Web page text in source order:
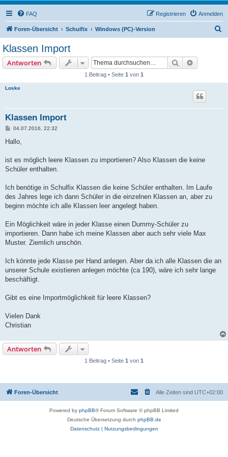
FAQ Anmelden
Registrieren
Foren-Übersicht Schulfix Windows (PC)-Version
Klassen Import
Antworten Suche
1 Beitrag • Seite 1 von 1
Loske
Klassen Import
B
i
a
04.07.2016, 22:32
Hallo,
ist es möglich leere Klassen zu importieren? Also Klassen die keine
Schüler enthalten.
Ich benötige in Schulfix Klassen die keine Schüler enthalten. Im Laufe
des Jahres lege ich dann Schüler in die einzelnen Klassen an, aber zu
beginn möchte ich alle Klassen leer angelegt haben.
Ein Möglichkeit wäre in jeder Klasse einen Dummy-Schüler zu
importieren. Dann habe ich meine Klassen aber auch sehr viele Max
Muster. Ziemlich unschön.
Ich könnte jede Klasse per Hand anlegen. Aber da ich alle Klassen die an
unserer Schule existieren anlegen möchte (ca 190), wäre ich sehr lange
beschäftigt.
Gibt es eine Importmöglichkeit für leere Klassen?
Vielen Dank
Christian
Antworten
1 Beitrag • Seite 1 von 1
Foren-Übersicht Alle Zeiten sind UTC+02:00
Powered by phpBB® Forum Software © phpBB Limited
Deutsche Übersetzung durch phpBB.de
Datenschutz| Nutzungsbedingungen